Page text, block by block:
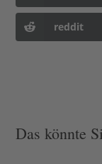
reddit
Das könnte